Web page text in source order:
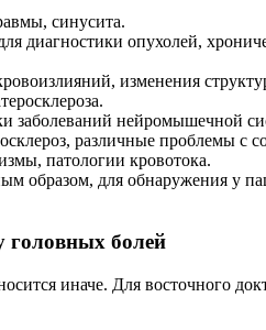
синусита.
диагностики опухолей,
изменения
заболеваний нейромышечной
различные проблемы с
патологии кровотока.
образом, для обнаружения у
головных болей
иначе. Для восточного